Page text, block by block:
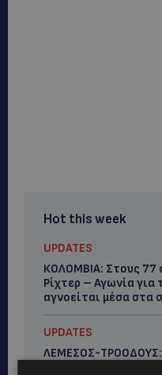
Hot this week
UPDATES
ΚΟΛΟΜΒΙΑ: Στους 77
Ρίχτερ – Αγωνία
αγνοείται μέσα στα
UPDATES
ΛΕΜΕΣΟΣ-ΤΡΟΟΔΟΥΣ:
αυτοκινητόδρομους